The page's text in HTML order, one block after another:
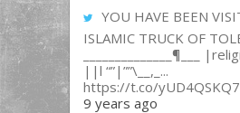
YOU HAVE BEEN
ISLAMIC TRUCK OF
______________¶___
||l “”|””\__,_...
https://t.co/
9 years ago